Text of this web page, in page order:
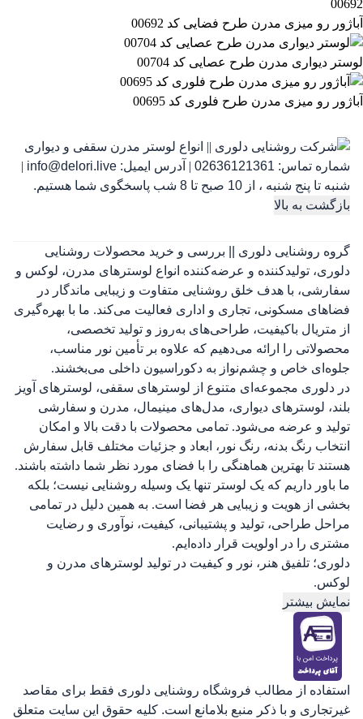
آباژور رو میزی مدرن طرح فضایی کد 00692
لوستر دیواری مدرن طرح عصایی کد 00704
آباژور رو میزی مدرن طرح فلوری کد 00695
شماره تماس: 02636121361
| آدرس ایمیل: info@delori.live
|
شنبه تا پنج شنبه ، از 10 صبح تا 8 شب پاسخگوی شما هستیم.
بازگشت به بالا
گروه روشنایی دلوری || بررسی و خرید محصولات روشنایی
دلوری، تولیدکننده و عرضه‌کننده انواع لوسترهای مدرن، لوکس و
سفارشی، با هدف خلق روشنایی متفاوت و زیبایی ماندگار در
فضاهای مسکونی، تجاری و اداری فعالیت می‌کند. ما با بهره‌گیری
از متریال باکیفیت، طراحی‌های به‌روز و تولید تخصصی،
محصولاتی را ارائه می‌دهیم که علاوه بر تأمین نور مناسب،
جلوه‌ای خاص و چشم‌نواز به دکوراسیون داخلی می‌بخشند.
در دلوری مجموعه‌ای متنوع از لوسترهای سقفی، لوسترهای آویز
بلند، لوسترهای دیواری، مدل‌های مینیمال، مدرن و سفارشی
تولید و عرضه می‌شود. تمامی محصولات با دقت بالا و امکان
انتخاب رنگ بدنه، رنگ نور، ابعاد و جزئیات مختلف قابل سفارش
هستند تا بهترین هماهنگی را با فضای مورد نظر شما داشته باشند.
ما باور داریم که یک لوستر تنها یک وسیله روشنایی نیست؛ بلکه
بخشی از هویت و زیبایی هر فضا است. به همین دلیل در تمامی
مراحل طراحی، تولید و پشتیبانی، کیفیت، نوآوری و رضایت
مشتری را در اولویت قرار داده‌ایم.
دلوری؛ تلفیق هنر، نور و کیفیت در تولید لوسترهای مدرن و
لوکس.
نمایش بیشتر
استفاده از مطالب فروشگاه روشنایی دلوری فقط برای مقاصد
غیرتجاری و با ذکر منبع بلامانع است. کلیه حقوق این سایت متعلق